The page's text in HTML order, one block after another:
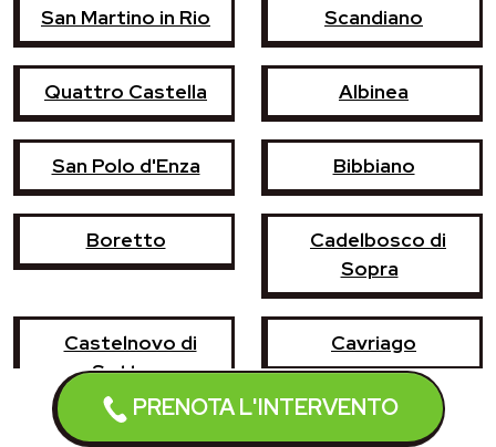
PRENOTA L'INTERVENTO
San Martino in Rio Scandiano
Quattro Castella Albinea
San Polo d'Enza Bibbiano
Boretto
Cadelbosco di
Sopra
Castelnovo di
Sotto
Cavriago